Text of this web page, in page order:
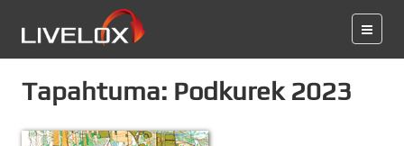
Tapahtuma: Podkurek 2023